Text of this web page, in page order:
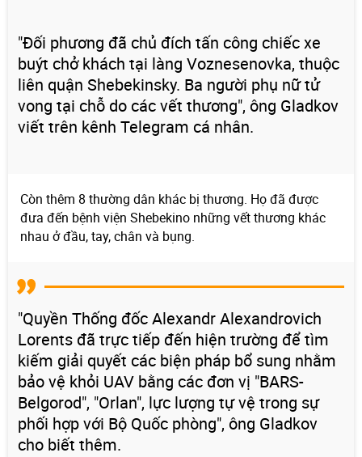
"Đối phương đã chủ đích tấn công chiếc xe
buýt chở khách tại làng Voznesenovka, thuộc
liên quận Shebekinsky. Ba người phụ nữ tử
vong tại chỗ do các vết thương", ông Gladkov
viết trên kênh Telegram cá nhân.
Còn thêm 8 thường dân khác bị thương. Họ đã được
đưa đến bệnh viện Shebekino những vết thương khác
nhau ở đầu, tay, chân và bụng.
"Quyền Thống đốc Alexandr Alexandrovich
Lorents đã trực tiếp đến hiện trường để tìm
kiếm giải quyết các biện pháp bổ sung nhằm
bảo vệ khỏi UAV bằng các đơn vị "BARS-
Belgorod", "Orlan", lực lượng tự vệ trong sự
phối hợp với Bộ Quốc phòng", ông Gladkov
cho biết thêm.